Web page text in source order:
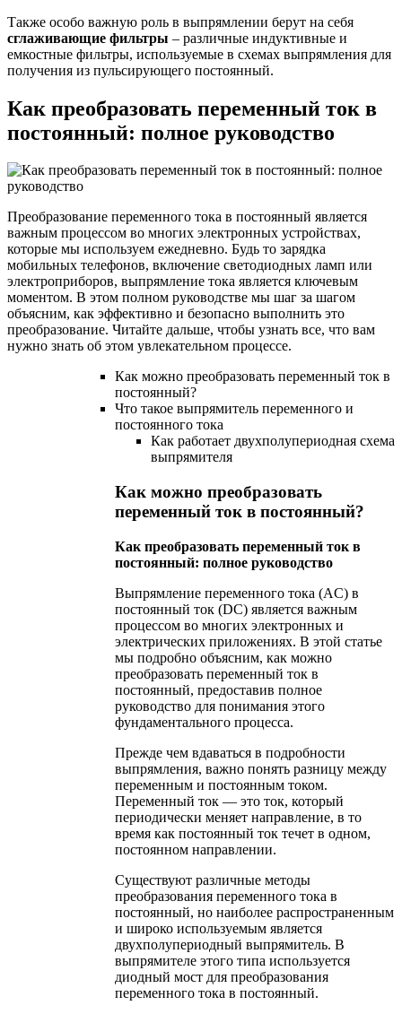
Также особо важную роль в выпрямлении берут на себя
сглаживающие фильтры – различные индуктивные и
емкостные фильтры, используемые в схемах выпрямления для
получения из пульсирующего постоянный.
Как преобразовать переменный ток в
постоянный: полное руководство
Преобразование переменного тока в постоянный является
важным процессом во многих электронных устройствах,
которые мы используем ежедневно. Будь то зарядка
мобильных телефонов, включение светодиодных ламп или
электроприборов, выпрямление тока является ключевым
моментом. В этом полном руководстве мы шаг за шагом
объясним, как эффективно и безопасно выполнить это
преобразование. Читайте дальше, чтобы узнать все, что вам
нужно знать об этом увлекательном процессе.
Как можно преобразовать переменный ток в
постоянный?
Что такое выпрямитель переменного и
постоянного тока
Как работает двухполупериодная схема
выпрямителя
Как можно преобразовать
переменный ток в постоянный?
Как преобразовать переменный ток в
постоянный: полное руководство
Выпрямление переменного тока (AC) в
постоянный ток (DC) является важным
процессом во многих электронных и
электрических приложениях. В этой статье
мы подробно объясним, как можно
преобразовать переменный ток в
постоянный, предоставив полное
руководство для понимания этого
фундаментального процесса.
Прежде чем вдаваться в подробности
выпрямления, важно понять разницу между
переменным и постоянным током.
Переменный ток — это ток, который
периодически меняет направление, в то
время как постоянный ток течет в одном,
постоянном направлении.
Существуют различные методы
преобразования переменного тока в
постоянный, но наиболее распространенным
и широко используемым является
двухполупериодный выпрямитель. В
выпрямителе этого типа используется
диодный мост для преобразования
переменного тока в постоянный.